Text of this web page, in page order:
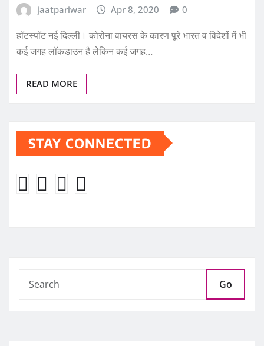
jaatpariwar Apr 8, 2020 0
हाॅटस्पाॅट नई दिल्ली। कोरोना वायरस के कारण पूरे भारत व विदेशों में भी
कई जगह लाॅकडाउन है लेकिन कई जगह…
READ MORE
STAY CONNECTED
Go